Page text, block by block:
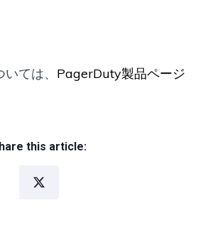
ては、 PagerDuty製品ページ
this article: